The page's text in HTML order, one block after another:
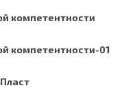
компетентности
компетентности-01